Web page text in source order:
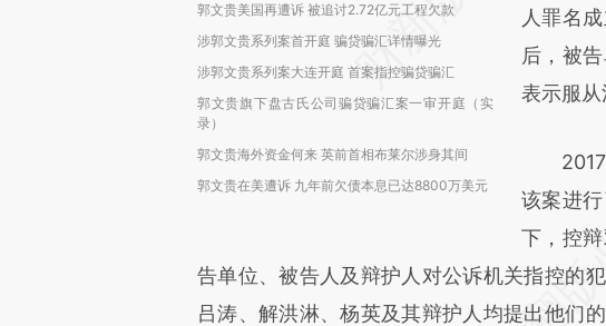
郭文贵美国再遭诉 被追讨2.72亿元工程欠款
涉郭文贵系列案首开庭 骗贷骗汇详情曝光
涉郭文贵系列案大连开庭 首案指控骗贷骗汇
郭文贵旗下盘古氏公司骗贷骗汇案一审开庭（实
录）
郭文贵海外资金何来 英前首相布莱尔涉身其间
郭文贵在美遭诉 九年前欠债本息已达8800万美元
对和校
人罪名
后，被
表示服从
2017
该案进
下，控
告单位、被告人及辩护人对公诉机关指控的
吕涛、解洪淋、杨英及其辩护人均提出他们